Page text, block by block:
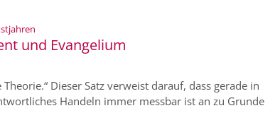
und Evangelium
Dieser Satz verweist darauf, dass gerade in
Handeln immer messbar ist an zu Grunde